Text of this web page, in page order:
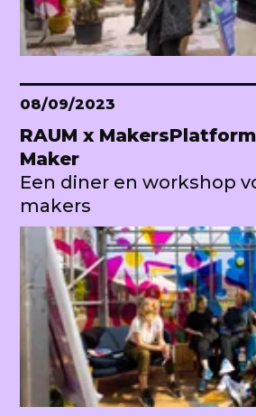
08/09/2023
RAUM x
Maker
Een diner en workshop
makers